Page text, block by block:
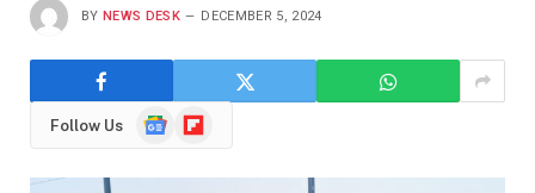
BY NEWS DESK DECEMBER 5, 2024
Follow Us
GoogleFlipboard